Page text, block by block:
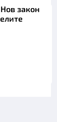
закон